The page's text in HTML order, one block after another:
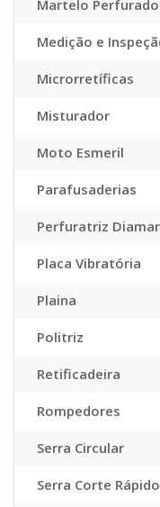
Martelo
Medição e
Microrretíficas
Misturador
Moto Esmeril
Parafusaderias
Perfuratriz
Placa Vibratória
Plaina
Politriz
Retificadeira
Rompedores
Serra Circular
Serra Corte Rápido